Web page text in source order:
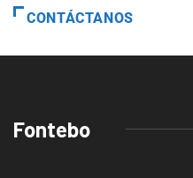
CONTÁCTANOS
Fontebo